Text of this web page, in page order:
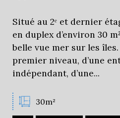
Situé au 2ᵉ et dernier
en duplex d’environ 30
belle vue mer sur les
premier niveau, d’une
indépendant, d’une...
30m²